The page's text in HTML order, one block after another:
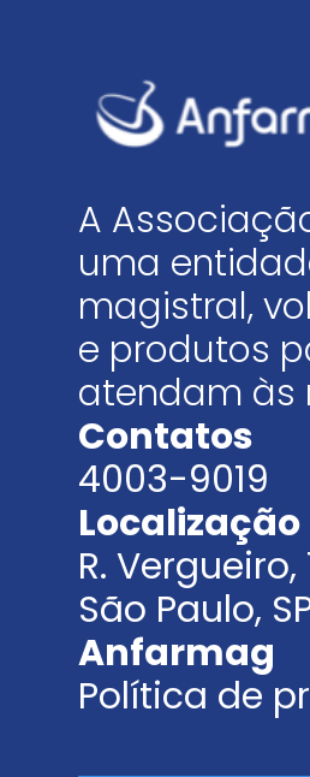
A
uma
magistral,
e produtos
atendam às
Contatos
4003-9019
Localização
R.
São Paulo,
Anfarmag
Política de